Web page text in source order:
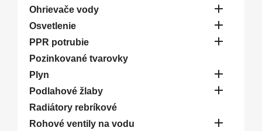
Ohrievače vody 
Osvetlenie 
PPR potrubie 
Pozinkované tvarovky
Plyn

Podlahové žlaby 
Radiátory rebríkové
Rohové ventily na vodu
